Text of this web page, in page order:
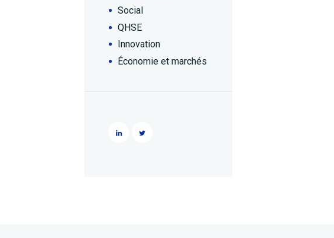
Social
QHSE
Innovation
Économie et marchés